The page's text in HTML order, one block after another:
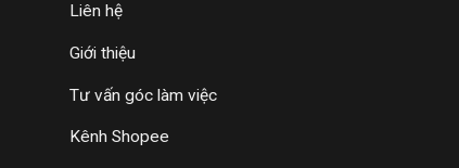
Liên hệ
Giới thiệu
Tư vấn góc làm việc
Kênh Shopee